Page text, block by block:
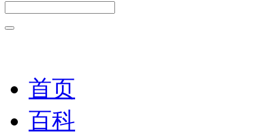
首页
百科